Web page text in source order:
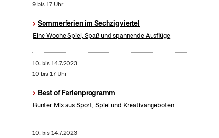
9 bis 17 Uhr
Sommerferien im Sechzigviertel
Eine Woche Spiel, Spaß und spannende Ausflüge
10. bis14.7.2023
10 bis 17 Uhr
Best of Ferienprogramm
Bunter Mix aus Sport, Spiel und Kreativangeboten
10. bis14.7.2023